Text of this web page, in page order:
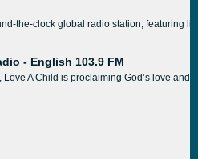
the-clock global radio station, featuring
- English 103.9 FM
Love A Child is proclaiming God’s love